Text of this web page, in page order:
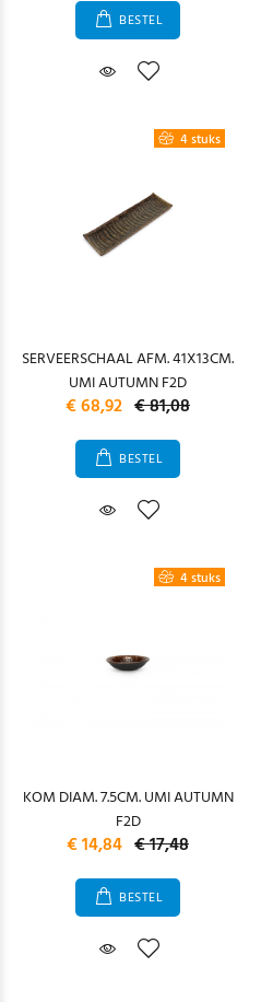
BESTEL
4 stuks
SERVEERSCHAAL AFM. 41X13CM.
UMI AUTUMN F2D
€ 68,92 € 81,08
BESTEL
4 stuks
KOM DIAM. 7.5CM. UMI AUTUMN
F2D
€ 14,84 € 17,48
BESTEL